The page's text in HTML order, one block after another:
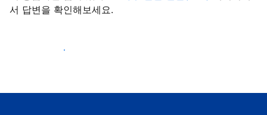
서 답변을 확인해보세요.
숙소로 고객 유치하기